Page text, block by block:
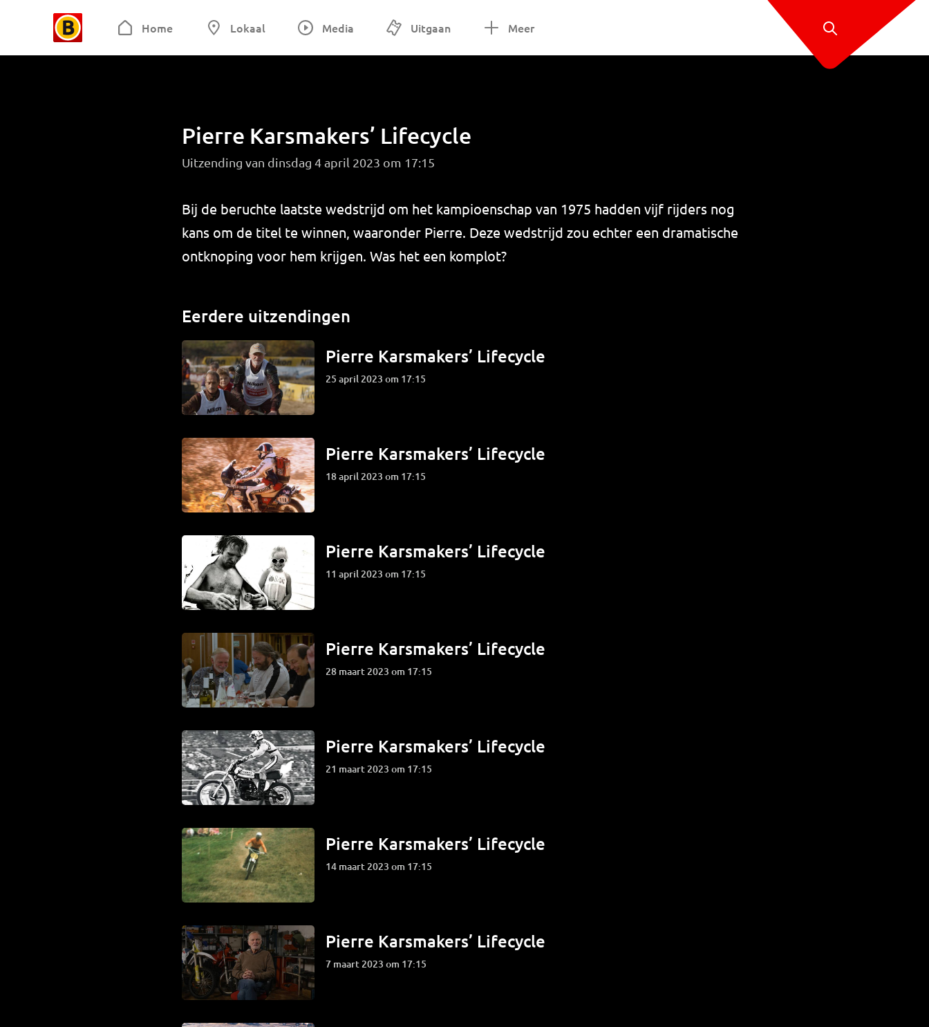
Home Lokaal Media Uitgaan Meer
Pierre Karsmakers’ Lifecycle
Uitzending van dinsdag 4 april 2023 om 17:15
Bij de beruchte laatste wedstrijd om het kampioenschap van 1975 hadden vijf rijders nog
kans om de titel te winnen, waaronder Pierre. Deze wedstrijd zou echter een dramatische
ontknoping voor hem krijgen. Was het een komplot?
Eerdere uitzendingen
Pierre Karsmakers’ Lifecycle
25 april 2023 om 17:15
Pierre Karsmakers’ Lifecycle
18 april 2023 om 17:15
Pierre Karsmakers’ Lifecycle
11 april 2023 om 17:15
Pierre Karsmakers’ Lifecycle
28 maart 2023 om 17:15
Pierre Karsmakers’ Lifecycle
21 maart 2023 om 17:15
Pierre Karsmakers’ Lifecycle
14 maart 2023 om 17:15
Pierre Karsmakers’ Lifecycle
7 maart 2023 om 17:15